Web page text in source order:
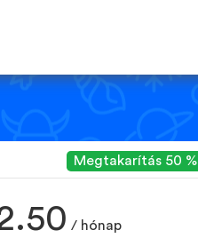
Megtakarítás 50 %
/ hónap